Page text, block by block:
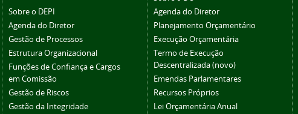
Sobre o DEPI
Agenda do Diretor
Gestão de Processos
Estrutura Organizacional
Funções de Confiança e Cargos
em Comissão
Gestão de Riscos
Gestão da Integridade
Agenda do Diretor
Planejamento Orçamentário
Execução Orçamentária
Termo de Execução
Descentralizada (novo)
Emendas Parlamentares
Recursos Próprios
Lei Orçamentária Anual